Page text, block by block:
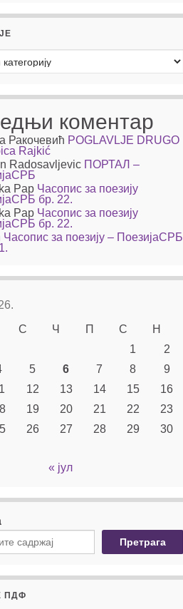
коментар
Ракочевић POGLAVLJE DRUGO
Rajkić
Radosavljevic ПОРТАЛ –
Pap Часопис за поезију
бр. 22.
Pap Часопис за поезију
бр. 22.
Часопис за поезију – ПоезијаСРБ
С Ч П С
Н
1
2
5 6 7 8
9
12 13 14 15
16
19 20 21 22
23
26 27 28 29
30
« јул
Претрага
ПДФ